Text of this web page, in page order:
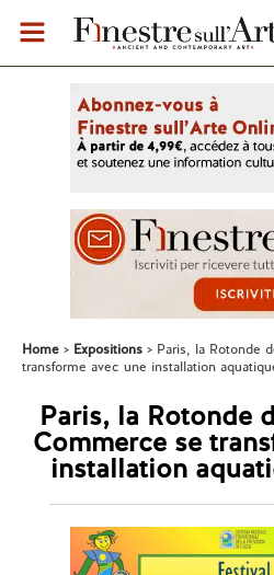
Home Expositions
Paris, la Rotonde
transforme avec une installation
Paris, la Rotonde
Commerce se
installation